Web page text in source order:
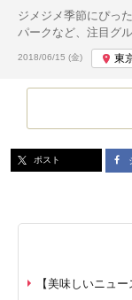
ジメジメ季節にぴっ
パークなど、注目グ
投稿日:
2018/06/15 (金) 東
ポスト
【美味しいニュ